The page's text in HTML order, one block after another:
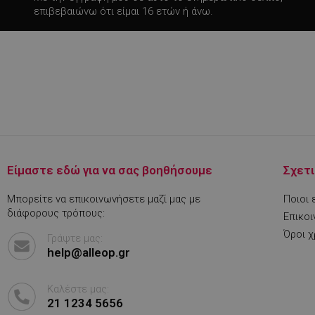
επιβεβαιώνω ότι είμαι 16 ετών ή άνω.
Είμαστε εδώ για να σας βοηθήσουμε
Μπορείτε να επικοινωνήσετε μαζί μας με
διάφορους τρόπους:
help@alleop.gr
Γράψτε μας:
21 1234 5656
Καλέστε μας:
Ποιοι
Όροι
rlv_iv
XSRF-TOKEN